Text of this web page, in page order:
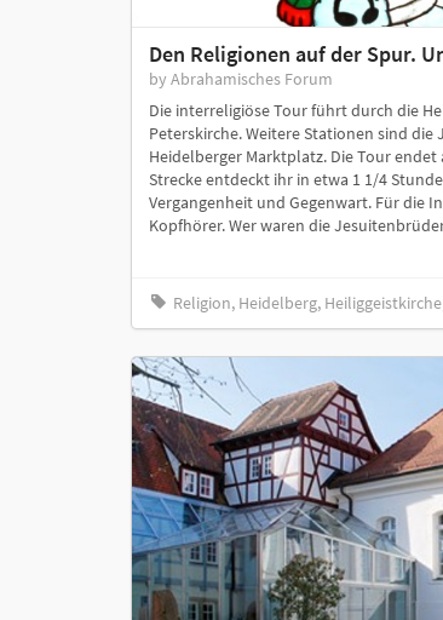
Den Religionen auf der Spur.
by Abrahamisches Forum
Die interreligiöse Tour führt durch die
Peterskirche. Weitere Stationen sind
Heidelberger Marktplatz. Die Tour
Strecke entdeckt ihr in etwa 1 1/4
Vergangenheit und Gegenwart. Für die
Kopfhörer. Wer waren die
Religion, Heidelberg,